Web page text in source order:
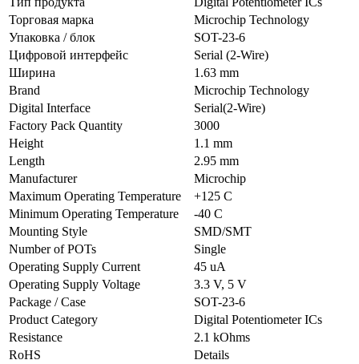
Торговая марка
Microchip Technology
Упаковка / блок
SOT-23-6
Цифровой интерфейс
Serial (2-Wire)
Ширина
1.63 mm
Brand
Microchip Technology
Digital Interface
Serial(2-Wire)
Factory Pack Quantity
3000
Height
1.1 mm
Length
2.95 mm
Manufacturer
Microchip
Maximum Operating Temperature
+125 C
Minimum Operating Temperature
-40 C
Mounting Style
SMD/SMT
Number of POTs
Single
Operating Supply Current
45 uA
Operating Supply Voltage
3.3 V, 5 V
Package / Case
SOT-23-6
Product Category
Digital Potentiometer ICs
Resistance
2.1 kOhms
RoHS
Details